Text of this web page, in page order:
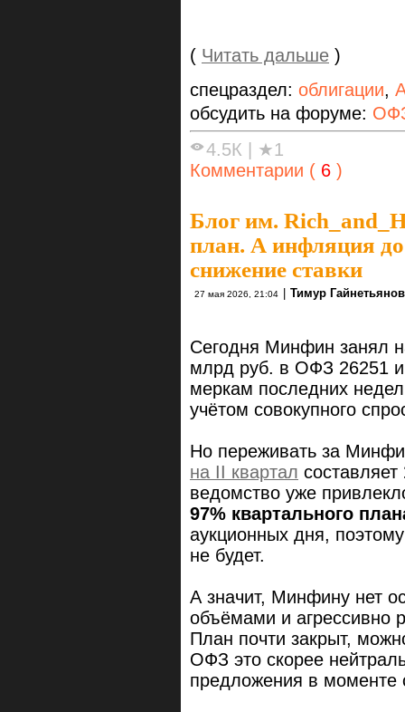
( Читать дальше )
спецраздел: облигации,
обсудить на форуме:
4.5К | ★1
Комментарии ( 6 )
Блог им.
план. А инфляция
снижение ставки
27 мая 2026, 21:04 | Тимур Гайнетьянов
Сегодня Минфин занял
млрд руб. в ОФЗ 26251
меркам последних
учётом совокупного
Но переживать за
на II квартал составляет
ведомство уже
97% квартального
аукционных дня,
не будет.
А значит, Минфину нет
объёмами и агрессивно
План почти закрыт,
ОФЗ это скорее
предложения в моменте